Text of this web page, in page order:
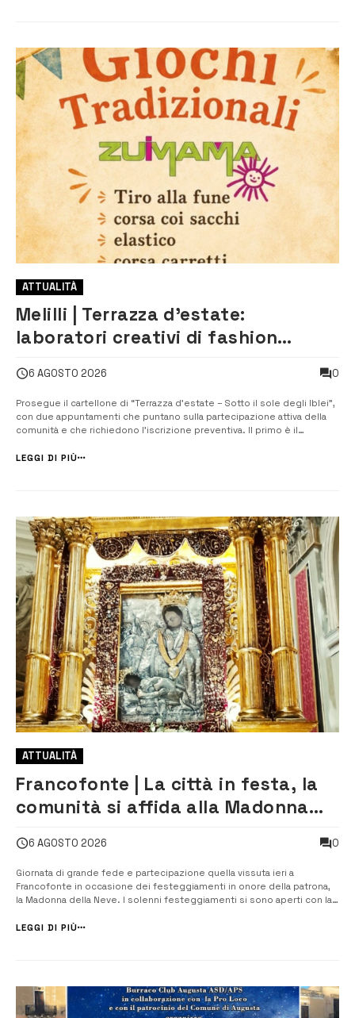
ATTUALITÀ
Melilli | Terrazza d’estate:
laboratori creativi di fashion
Zuimama, ecco come iscriversi
6 AGOSTO 2026 0
Prosegue il cartellone di “Terrazza d’estate – Sotto il sole degli Iblei”,
con due appuntamenti che puntano sulla partecipazione attiva della
comunità e che richiedono l’iscrizione preventiva. Il primo è il
25 agosto al 3 settembre, al Museo dei fondi storici di Melilli, dalle 1...
LEGGI DI PIÙ
ATTUALITÀ
Francofonte | La città in festa, la
comunità si affida alla Madonna
6 AGOSTO 2026 0
Giornata di grande fede e partecipazione quella vissuta ieri a
Francofonte in occasione dei festeggiamenti in onore della patrona,
la Madonna della Neve. ​I solenni festeggiamenti si sono aperti con la
in piazza Garibaldi, si è svolto uno dei momenti più significativi dell&...
LEGGI DI PIÙ